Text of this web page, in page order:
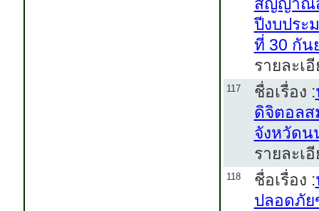
ปีงบประ
ที่ 30 กัน
รายละเ
117 ชื่อเรื่อง :
ดิจิตอลส
จังหวัดน
รายละเ
118 ชื่อเรื่อง :
ปลอดภั